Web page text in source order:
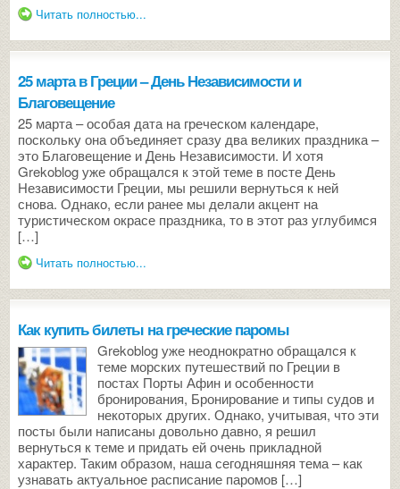
Читать полностью...
25 марта в Греции – День Независимости и
Благовещение
25 марта – особая дата на греческом календаре,
поскольку она объединяет сразу два великих праздника –
это Благовещение и День Независимости. И хотя
Grekoblog уже обращался к этой теме в посте День
Независимости Греции, мы решили вернуться к ней
снова. Однако, если ранее мы делали акцент на
туристическом окрасе праздника, то в этот раз углубимся
[…]
Читать полностью...
Как купить билеты на греческие паромы
Grekoblog уже неоднократно обращался к
теме морских путешествий по Греции в
постах Порты Афин и особенности
бронирования, Бронирование и типы судов и
некоторых других. Однако, учитывая, что эти
посты были написаны довольно давно, я решил
вернуться к теме и придать ей очень прикладной
характер. Таким образом, наша сегодняшняя тема – как
узнавать актуальное расписание паромов […]